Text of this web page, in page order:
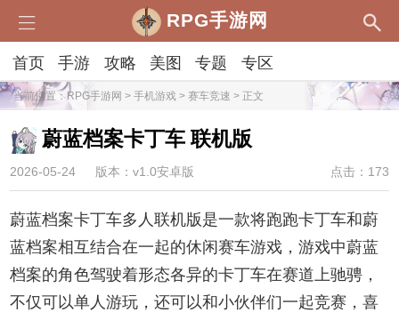
RPG手游网
首页 手游 攻略 美图 专题 专区
当前位置：RPG手游网 > 手机游戏 > 赛车竞速 > 正文
蔚蓝档案卡丁车 联机版
2026-05-24 版本：v1.0安卓版 点击：173
蔚蓝档案卡丁车多人联机版是一款将跑跑卡丁车和蔚
蓝档案相互结合在一起的休闲赛车游戏，游戏中蔚蓝
档案的角色驾驶着形态各异的卡丁车在赛道上驰骋，
不仅可以单人游玩，还可以和小伙伴们一起竞赛，喜